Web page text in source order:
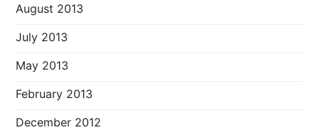
August 2013
July 2013
May 2013
February 2013
December 2012